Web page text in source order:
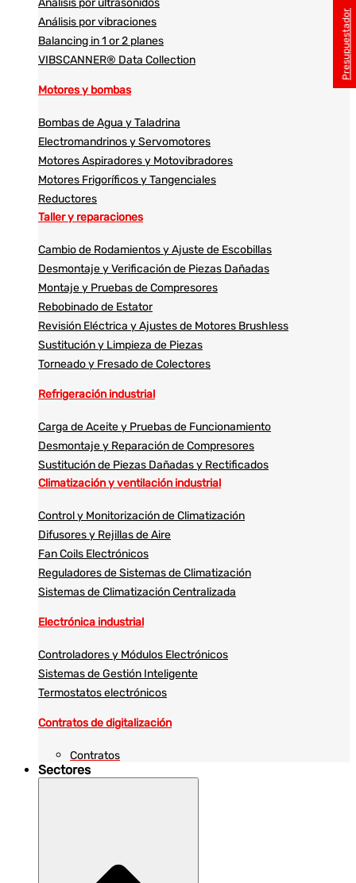
Análisis por ultrasonidos​​
Análisis por vibraciones
Balancing in 1 or 2 planes
VIBSCANNER® Data Collection
Motores y bombas
Bombas de Agua y Taladrina
Electromandrinos y Servomotores
Motores Aspiradores y Motovibradores
Motores Frigoríficos y Tangenciales
Reductores
Taller y reparaciones
Cambio de Rodamientos y Ajuste de Escobillas
Desmontaje y Verificación de Piezas Dañadas
Montaje y Pruebas de Compresores
Rebobinado de Estator
Revisión Eléctrica y Ajustes de Motores Brushless
Sustitución y Limpieza de Piezas
Torneado y Fresado de Colectores
Refrigeración industrial
Carga de Aceite y Pruebas de Funcionamiento
Desmontaje y Reparación de Compresores
Sustitución de Piezas Dañadas y Rectificados
Climatización y ventilación industrial
Control y Monitorización de Climatización
Difusores y Rejillas de Aire
Fan Coils Electrónicos
Reguladores de Sistemas de Climatización
Sistemas de Climatización Centralizada
Electrónica industrial
Controladores y Módulos Electrónicos
Sistemas de Gestión Inteligente
Termostatos electrónicos
Contratos de digitalización
Contratos
Sectores
Presupuestador